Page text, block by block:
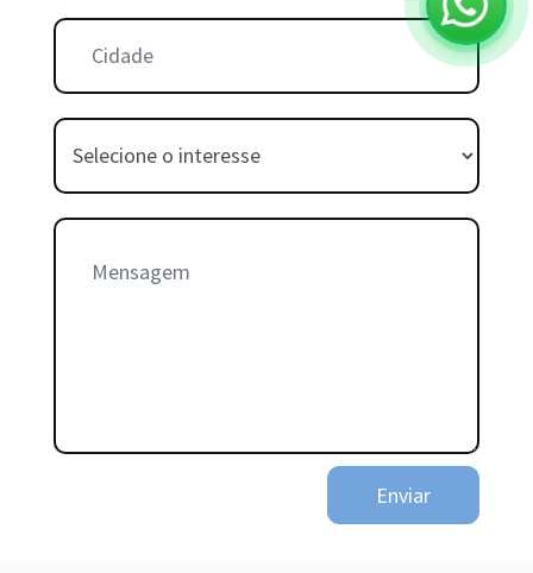
Cidade:
Interesse:
Mensagem:
Enviar